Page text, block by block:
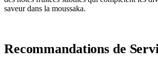
saveur dans la moussaka.
Recommandations de